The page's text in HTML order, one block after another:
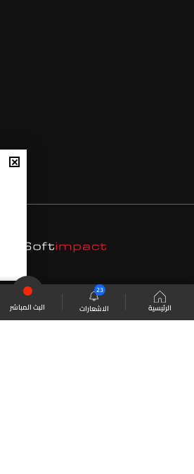
الرئيسية الاشعارات
23
البث المباشر
موقع البرامج الجدول